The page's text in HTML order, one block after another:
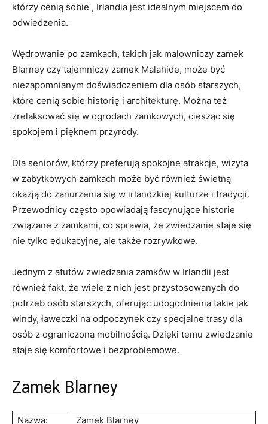
którzy cenią sobie , Irlandia jest idealnym miejscem do
odwiedzenia.
Wędrowanie po zamkach, takich jak malowniczy zamek
Blarney czy tajemniczy zamek Malahide, może być
niezapomnianym⁤ doświadczeniem dla osób starszych,
⁢które cenią sobie historię i architekturę. Można też
zrelaksować się w ogrodach zamkowych, ciesząc się
spokojem i pięknem przyrody.
Dla seniorów, którzy preferują spokojne atrakcje, wizyta
w zabytkowych zamkach może być‌ również świetną
okazją do zanurzenia się w irlandzkiej kulturze i tradycji.
Przewodnicy często opowiadają fascynujące ​historie
związane z zamkami, ​co ​sprawia, że zwiedzanie staje się
nie tylko edukacyjne, ale także⁤ rozrywkowe.
Jednym z atutów zwiedzania‌ zamków w Irlandii jest
również fakt, że wiele z nich jest przystosowanych do
potrzeb osób‍ starszych, ⁤oferując udogodnienia takie jak
windy, ławeczki‌ na odpoczynek czy ‌specjalne trasy dla
osób ​z ograniczoną⁢ mobilnością. Dzięki temu zwiedzanie
staje się komfortowe i bezproblemowe.
Zamek Blarney
Nazwa: Zamek Blarney